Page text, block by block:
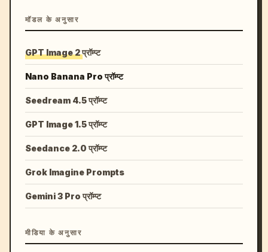
मॉडल के अनुसार
GPT Image 2 प्रॉम्प्ट
Nano Banana Pro प्रॉम्प्ट
Seedream 4.5 प्रॉम्प्ट
GPT Image 1.5 प्रॉम्प्ट
Seedance 2.0 प्रॉम्प्ट
Grok Imagine Prompts
Gemini 3 Pro प्रॉम्प्ट
मीडिया के अनुसार